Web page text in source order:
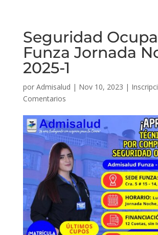
Seguridad
Funza Jornada
2025-1
por Admisalud | Nov 10, 2023 |
Comentarios